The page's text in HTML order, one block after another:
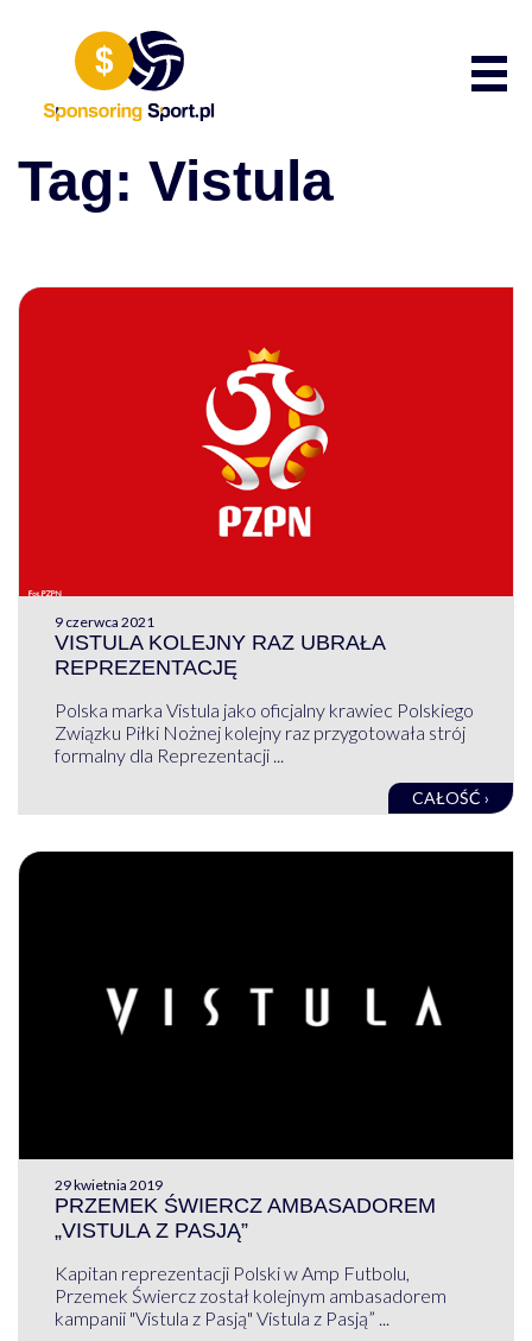
Tag: Vistula
9 czerwca 2021
VISTULA KOLEJNY RAZ UBRAŁA
REPREZENTACJĘ
Polska marka Vistula jako oficjalny krawiec Polskiego
Związku Piłki Nożnej kolejny raz przygotowała strój
formalny dla Reprezentacji ...
CAŁOŚĆ ›
29 kwietnia 2019
PRZEMEK ŚWIERCZ AMBASADOREM
„VISTULA Z PASJĄ”
Kapitan reprezentacji Polski w Amp Futbolu,
Przemek Świercz został kolejnym ambasadorem
kampanii "Vistula z Pasją" Vistula z Pasją” ...